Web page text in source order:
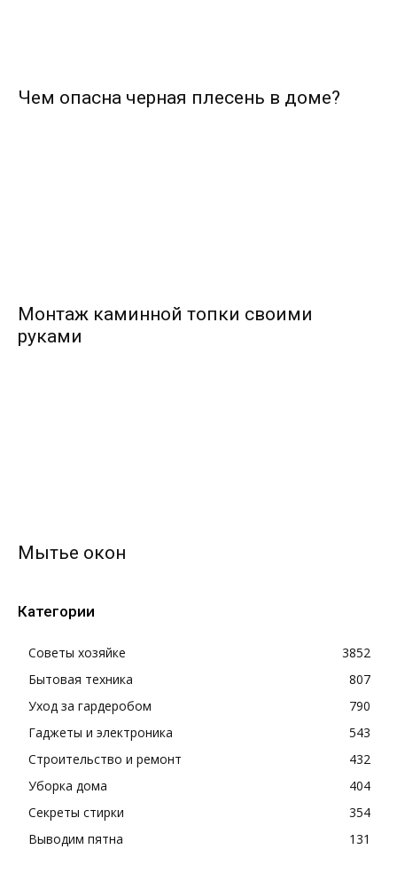
Чем опасна черная плесень в доме?
Монтаж каминной топки своими
руками
Мытье окон
Категории
Советы хозяйке
3852
Бытовая техника
807
Уход за гардеробом
790
Гаджеты и электроника
543
Строительство и ремонт
432
Уборка дома
404
Секреты стирки
354
Выводим пятна
131